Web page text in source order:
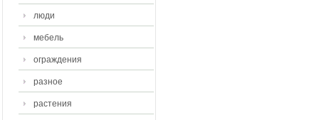
люди
мебель
ограждения
разное
растения